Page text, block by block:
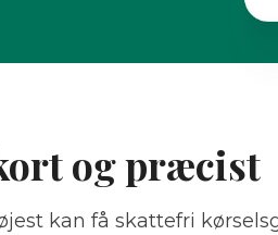
og præcist
kan få skattefri